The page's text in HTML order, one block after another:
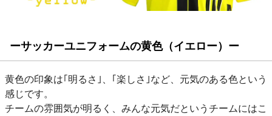
ーサッカーユニフォームの黄色（イエロー）ー
黄色の印象は｢明るさ｣、｢楽しさ｣など、元気のある色という
感じです。
チームの雰囲気が明るく、みんな元気だというチームにはこ